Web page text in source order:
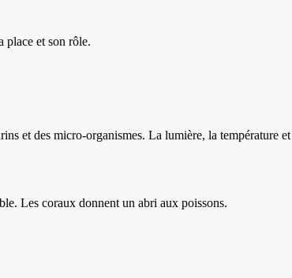
place et son rôle.
et des micro-organismes. La lumière, la température
Les coraux donnent un abri aux poissons.